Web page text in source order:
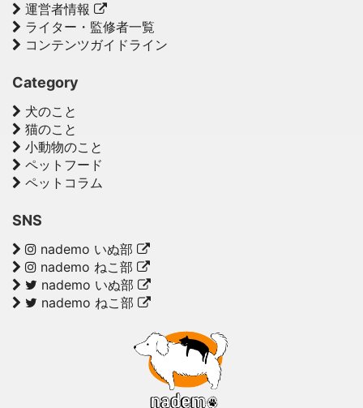
運営者情報
ライター・監修者一覧
コンテンツガイドライン
Category
犬のこと
猫のこと
小動物のこと
ペットフード
ペットコラム
SNS
nademo いぬ部
nademo ねこ部
nademo いぬ部
nademo ねこ部